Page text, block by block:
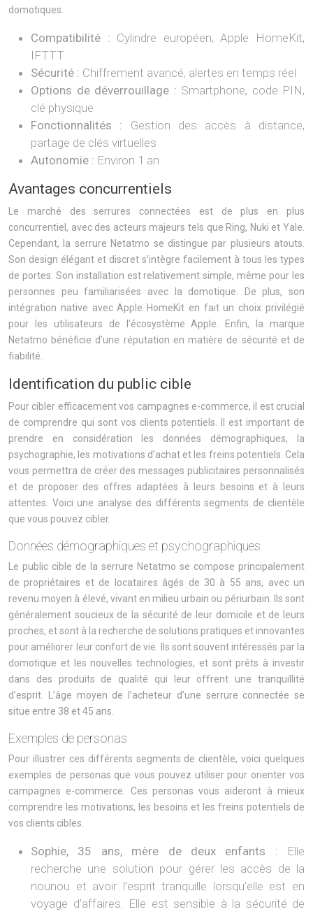
domotiques.
Compatibilité : Cylindre européen, Apple HomeKit,
IFTTT
Sécurité : Chiffrement avancé, alertes en temps réel
Options de déverrouillage : Smartphone, code PIN,
clé physique
Fonctionnalités : Gestion des accès à distance,
partage de clés virtuelles
Autonomie : Environ 1 an
Avantages concurrentiels
Le marché des serrures connectées est de plus en plus
concurrentiel, avec des acteurs majeurs tels que Ring, Nuki et Yale.
Cependant, la serrure Netatmo se distingue par plusieurs atouts.
Son design élégant et discret s’intègre facilement à tous les types
de portes. Son installation est relativement simple, même pour les
personnes peu familiarisées avec la domotique. De plus, son
intégration native avec Apple HomeKit en fait un choix privilégié
pour les utilisateurs de l’écosystème Apple. Enfin, la marque
Netatmo bénéficie d’une réputation en matière de sécurité et de
fiabilité.
Identification du public cible
Pour cibler efficacement vos campagnes e-commerce, il est crucial
de comprendre qui sont vos clients potentiels. Il est important de
prendre en considération les données démographiques, la
psychographie, les motivations d’achat et les freins potentiels. Cela
vous permettra de créer des messages publicitaires personnalisés
et de proposer des offres adaptées à leurs besoins et à leurs
attentes. Voici une analyse des différents segments de clientèle
que vous pouvez cibler.
Données démographiques et psychographiques
Le public cible de la serrure Netatmo se compose principalement
de propriétaires et de locataires âgés de 30 à 55 ans, avec un
revenu moyen à élevé, vivant en milieu urbain ou périurbain. Ils sont
généralement soucieux de la sécurité de leur domicile et de leurs
proches, et sont à la recherche de solutions pratiques et innovantes
pour améliorer leur confort de vie. Ils sont souvent intéressés par la
domotique et les nouvelles technologies, et sont prêts à investir
dans des produits de qualité qui leur offrent une tranquillité
d’esprit. L’âge moyen de l’acheteur d’une serrure connectée se
situe entre 38 et 45 ans.
Exemples de personas
Pour illustrer ces différents segments de clientèle, voici quelques
exemples de personas que vous pouvez utiliser pour orienter vos
campagnes e-commerce. Ces personas vous aideront à mieux
comprendre les motivations, les besoins et les freins potentiels de
vos clients cibles.
Sophie, 35 ans, mère de deux enfants : Elle
recherche une solution pour gérer les accès de la
nounou et avoir l’esprit tranquille lorsqu’elle est en
voyage d’affaires. Elle est sensible à la sécurité de